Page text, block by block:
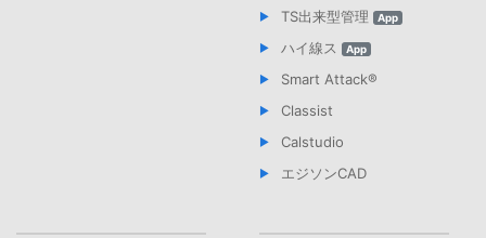
TS出来型管理 App
ハイ線ス App
Smart Attack®︎
Classist
Calstudio
エジソンCAD